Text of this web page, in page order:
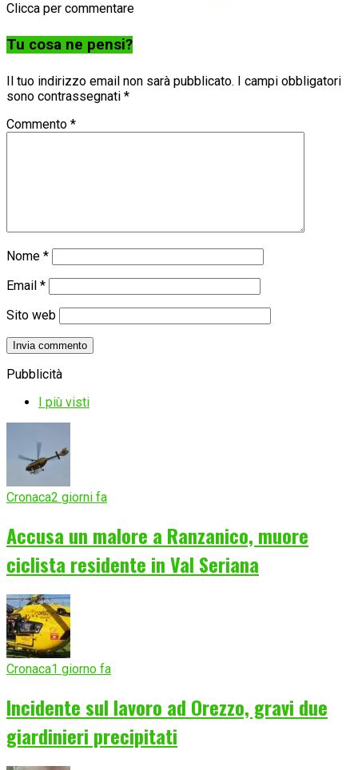
Clicca per commentare
Tu cosa ne pensi?
Il tuo indirizzo email non sarà pubblicato.
I campi obbligatori
sono contrassegnati *
Commento *
Nome *
Email *
Sito web
Pubblicità
I più visti
Cronaca2 giorni fa
Accusa un malore a Ranzanico, muore
ciclista residente in Val Seriana
Cronaca1 giorno fa
Incidente sul lavoro ad Orezzo, gravi due
giardinieri precipitati